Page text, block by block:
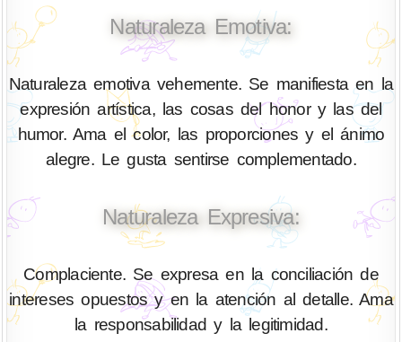
Naturaleza Emotiva:
Naturaleza emotiva vehemente. Se manifiesta en la
expresión artística, las cosas del honor y las del
humor. Ama el color, las proporciones y el ánimo
alegre. Le gusta sentirse complementado.
Naturaleza Expresiva:
Complaciente. Se expresa en la conciliación de
intereses opuestos y en la atención al detalle. Ama
la responsabilidad y la legitimidad.